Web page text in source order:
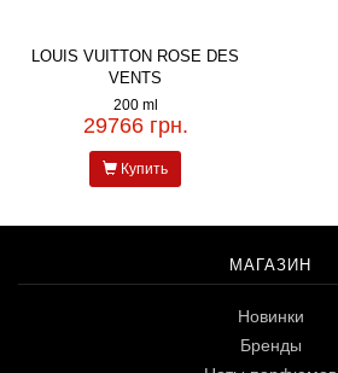
LOUIS VUITTON ROSE DES
VENTS
200 ml
29766 грн.
Купить
МАГАЗИН
Новинки
Бренды